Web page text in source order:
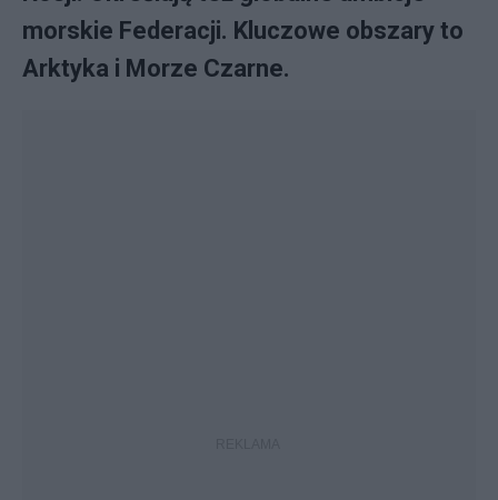
morskie Federacji. Kluczowe obszary to
Arktyka i Morze Czarne.